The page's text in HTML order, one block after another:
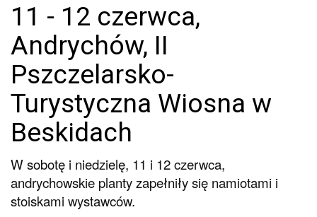
11 - 12 czerwca,
Andrychów, II
Pszczelarsko-
Turystyczna Wiosna w
Beskidach
W sobotę i niedzielę, 11 i 12 czerwca,
andrychowskie planty zapełniły się namiotami i
stoiskami wystawców.